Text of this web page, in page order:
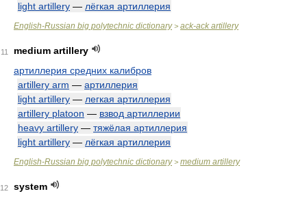
light artillery — лёгкая артиллерия
English-Russian big polytechnic dictionary> ack-ack artillery
11
medium artillery
артиллерия средних калибров
artillery arm — артиллерия
light artillery — легкая артиллерия
artillery platoon — взвод артиллерии
heavy artillery — тяжёлая артиллерия
light artillery — лёгкая артиллерия
English-Russian big polytechnic dictionary> medium artillery
12
system